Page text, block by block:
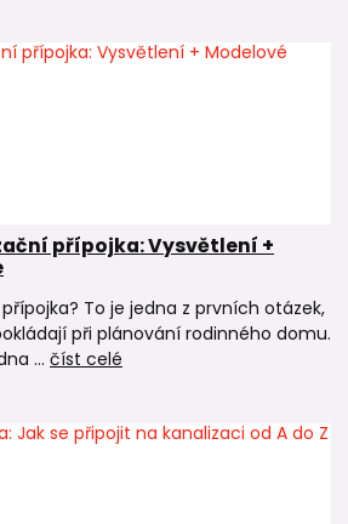
přípojka: Vysvětlení +
To je jedna z prvních otázek,
při plánování rodinného domu.
... číst celé